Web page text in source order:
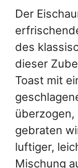
Mischung
Toast
oder Sirup,
eine
die nach